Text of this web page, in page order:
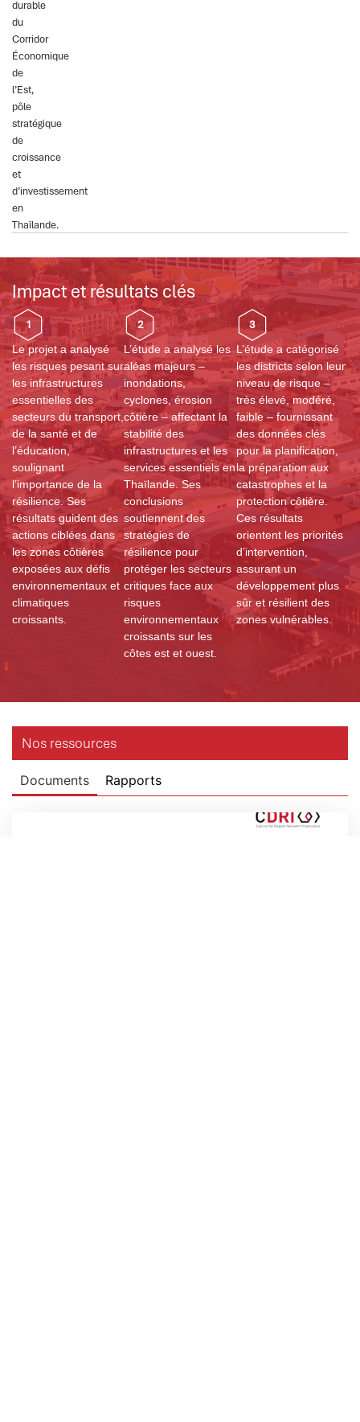
durable
du
Corridor
Économique
de
l’Est,
pôle
stratégique
de
croissance
et
d’investissement
en
Thaïlande.
Impact et résultats clés
1
Le projet a analysé
les risques pesant sur
les infrastructures
essentielles des
secteurs du transport,
de la santé et de
l’éducation,
soulignant
l’importance de la
résilience. Ses
résultats guident des
actions ciblées dans
les zones côtières
exposées aux défis
environnementaux et
climatiques
croissants.
2
L’étude a analysé les
aléas majeurs –
inondations,
cyclones, érosion
côtière – affectant la
stabilité des
infrastructures et les
services essentiels en
Thaïlande. Ses
conclusions
soutiennent des
stratégies de
résilience pour
protéger les secteurs
critiques face aux
risques
environnementaux
croissants sur les
côtes est et ouest.
3
L’étude a catégorisé
les districts selon leur
niveau de risque –
très élevé, modéré,
faible – fournissant
des données clés
pour la planification,
la préparation aux
catastrophes et la
protection côtière.
Ces résultats
orientent les priorités
d’intervention,
assurant un
développement plus
sûr et résilient des
zones vulnérables.
Nos ressources
Documents Rapports